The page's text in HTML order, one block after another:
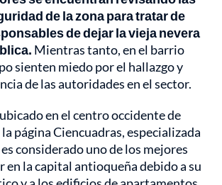
de la zona para tratar de
de dejar la vieja nevera
Mientras tanto, en el barrio
sienten miedo por el hallazgo y
de las autoridades en el sector.
en el centro occidente de
página Ciencuadras, especializada
considerado uno de los mejores
en la capital antioqueña debido a su